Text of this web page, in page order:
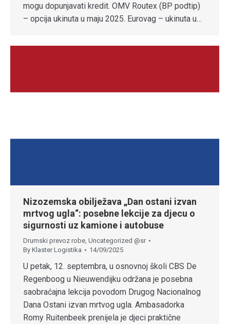
mogu dopunjavati kredit. OMV Routex (BP podtip)
– opcija ukinuta u maju 2025. Eurovag – ukinuta u…
Nizozemska obilježava „Dan ostani izvan
mrtvog ugla“: posebne lekcije za djecu o
sigurnosti uz kamione i autobuse
Drumski prevoz robe Uncategorized @sr
By Klaster Logistika 14/09/2025
U petak, 12. septembra, u osnovnoj školi CBS De
Regenboog u Nieuwendijku održana je posebna
saobraćajna lekcija povodom Drugog Nacionalnog
Dana Ostani izvan mrtvog ugla. Ambasadorka
Romy Ruitenbeek prenijela je djeci praktične